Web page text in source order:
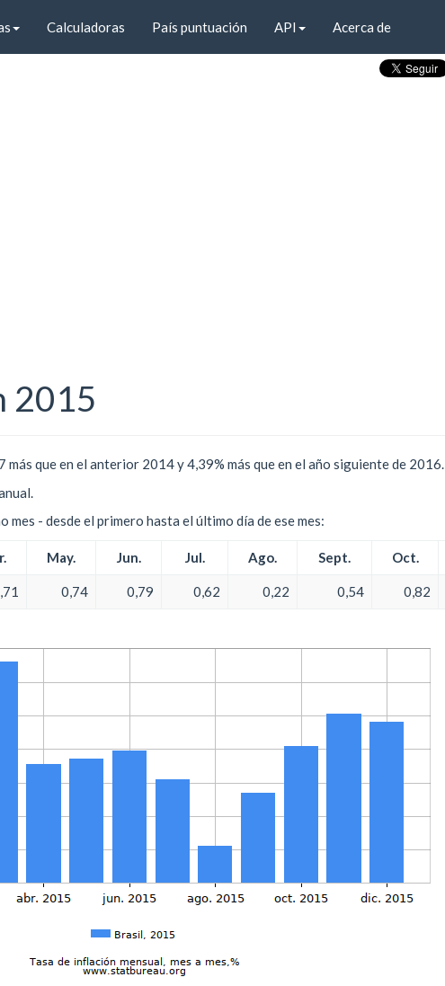
Calculadoras País puntuación API Acerca de
2015
más que en el anterior 2014 y 4,39% más que en el año siguiente de 2016.
mes - desde el primero hasta el último día de ese mes:
May. Jun. Jul. Ago. Sept. Oct.
0,74 0,79 0,62 0,22 0,54 0,82